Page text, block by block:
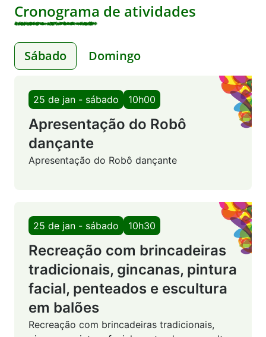
Cronograma de atividades
Sábado Domingo
25 de jan - sábado 10h00
Apresentação do Robô
dançante
Apresentação do Robô dançante
25 de jan - sábado 10h30
Recreação com brincadeiras
tradicionais, gincanas, pintura
facial, penteados e escultura
em balões
Recreação com brincadeiras tradicionais,